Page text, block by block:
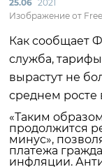
25.06 2021
Изображение от
Как сообщает
служба,
вырастут не
среднем росте
«Таким
продолжится
минус»,
платежа
инфляции.